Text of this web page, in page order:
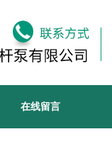
在线留言